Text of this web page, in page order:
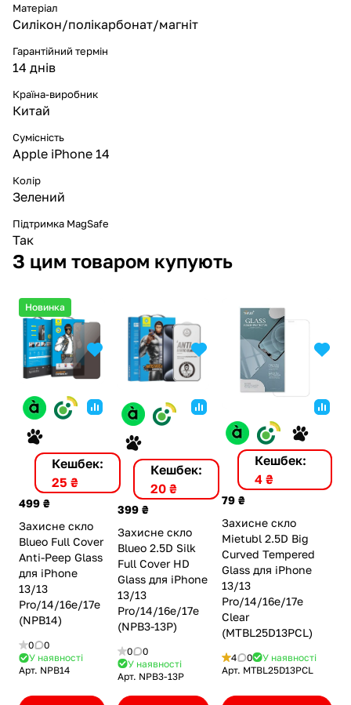
Матеріал
Силікон/полікарбонат/магніт
Гарантійний термін
14 днів
Країна-виробник
Китай
Сумісність
Apple iPhone 14
Колір
Зелений
Підтримка MagSafe
Так
З цим товаром купують
Новинка
Кешбек:
25 ₴
499 ₴
Захисне скло
Blueo Full Cover
Anti-Peep Glass
для iPhone
13/13
Pro/14/16e/17e
(NPB14)
0
0
У наявності
Арт. NPB14
Кешбек:
20 ₴
399 ₴
Захисне скло
Blueo 2.5D Silk
Full Cover HD
Glass для iPhone
13/13
Pro/14/16e/17e
(NPB3-13P)
0
0
У наявності
Арт. NPB3-13P
Кешбек:
4 ₴
79 ₴
Захисне скло
Mietubl 2.5D Big
Curved Tempered
Glass для iPhone
13/13
Pro/14/16e/17e
Clear
(MTBL25D13PCL)
4 0
У наявності
Арт. MTBL25D13PCL